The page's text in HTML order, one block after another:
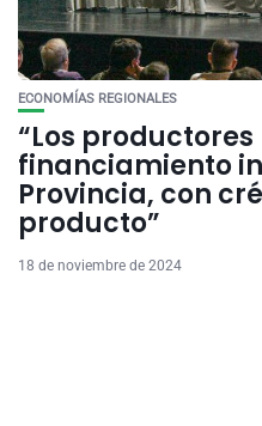
ECONOMÍAS REGIONALES
“Los
financiamiento
Provincia, con
producto”
18 de noviembre de 2024